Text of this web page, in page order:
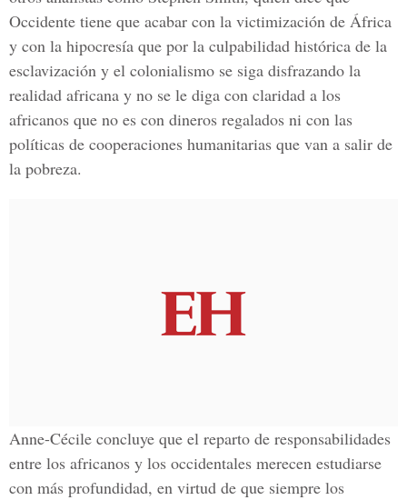
Occidente tiene que acabar con la victimización de África
y con la hipocresía que por la culpabilidad histórica de la
esclavización y el colonialismo se siga disfrazando la
realidad africana y no se le diga con claridad a los
africanos que no es con dineros regalados ni con las
políticas de cooperaciones humanitarias que van a salir de
la pobreza.
Anne-Cécile concluye que el reparto de responsabilidades
entre los africanos y los occidentales merecen estudiarse
con más profundidad, en virtud de que siempre los